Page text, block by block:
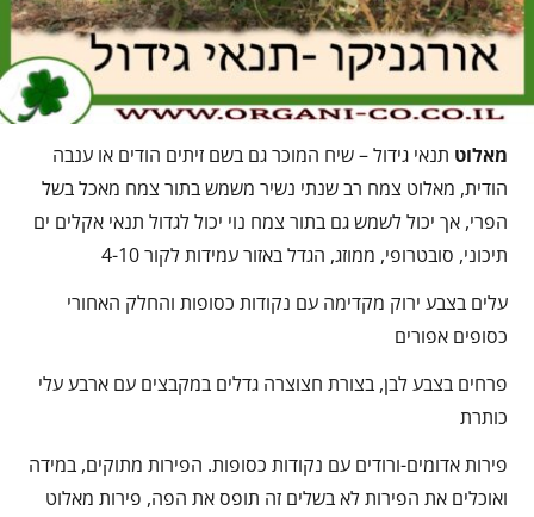
מאלוט תנאי גידול – שיח המוכר גם בשם זיתים הודים או ענבה
הודית, מאלוט צמח רב שנתי נשיר משמש בתור צמח מאכל בשל
הפרי, אך יכול לשמש גם בתור צמח נוי יכול לגדול תנאי אקלים ים
תיכוני, סובטרופי, ממוזג, הגדל באזור עמידות לקור 4-10
עלים בצבע ירוק מקדימה עם נקודות כסופות והחלק האחורי
כסופים אפורים
פרחים בצבע לבן, בצורת חצוצרה גדלים במקבצים עם ארבע עלי
כותרת
פירות אדומים-ורודים עם נקודות כסופות. הפירות מתוקים, במידה
ואוכלים את הפירות לא בשלים זה תופס את הפה, פירות מאלוט